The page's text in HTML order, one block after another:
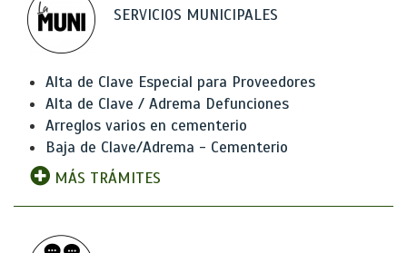
SERVICIOS MUNICIPALES
Alta de Clave Especial para Proveedores
Alta de Clave / Adrema Defunciones
Arreglos varios en cementerio
Baja de Clave/Adrema - Cementerio
MÁS TRÁMITES